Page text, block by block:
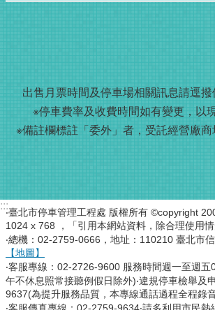
出售月票時間及停車場相關訊息請逕撥
※停車費率及收費時間如有變更，以
※備註欄標註「委外」者，受託經營廠
:::
‧臺北市停車管理工程處 版權所有 ©copyright
1024 x 768 ，「引用本網站資料，除合理使用情
‧總機：02-2759-0666，地址：110210 臺北市
【地圖】
‧客服專線：02-2726-9600 服務時間週一至週五
午不休息照常接聽例假日除外)‧違規停車檢舉及
9637(為提升服務品質，本專線通話過程全程錄
‧客服傳真專線：02-2759-9634‧請多利用市民